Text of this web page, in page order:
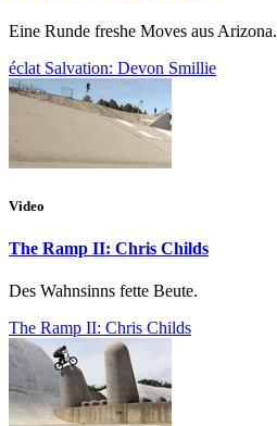
Eine Runde freshe Moves aus Arizona.
éclat Salvation: Devon Smillie
Video
The Ramp II: Chris Childs
Des Wahnsinns fette Beute.
The Ramp II: Chris Childs